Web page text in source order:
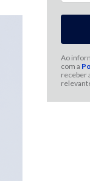
Ao
com a
receber